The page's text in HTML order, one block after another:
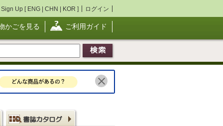
Sign Up [ ENG | CHN | KOR ] ログイン
かごを見る ご利用ガイド